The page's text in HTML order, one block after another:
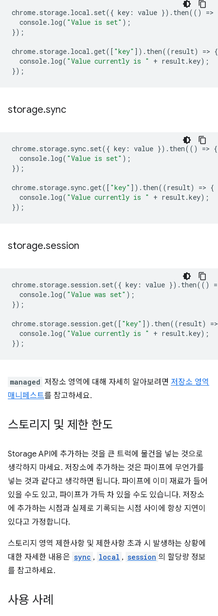
chrome. storage. local . set({ key : value }). then(() =>
console. log( "Value is set" );
});
chrome. storage. local .get([ "key" ]). then((result) => {
console. log( "Value currently is " + result.key);
});
storage.sync
chrome. storage. sync. set({ key : value }). then(() => {
console. log( "Value is set" );
});
chrome. storage. sync.get([ "key" ]). then((result) => {
console. log( "Value currently is " + result.key);
});
storage.session
chrome. storage. session . set({ key : value }). then(() =
console. log( "Value was set" );
});
chrome. storage. session .get([ "key" ]). then((result) =>
console. log( "Value currently is " + result.key);
});
managed 저장소 영역에 대해 자세히 알아보려면 저장소 영역
매니페스트를 참고하세요.
스토리지 및 제한 한도
Storage API에 추가하는 것을 큰 트럭에 물건을 넣는 것으로
생각하지 마세요. 저장소에 추가하는 것은 파이프에 무언가를
넣는 것과 같다고 생각하면 됩니다. 파이프에 이미 재료가 들어
있을 수도 있고, 파이프가 가득 차 있을 수도 있습니다. 저장소
에 추가하는 시점과 실제로 기록되는 시점 사이에 항상 지연이
있다고 가정합니다.
스토리지 영역 제한사항 및 제한사항 초과 시 발생하는 상황에
대한 자세한 내용은 sync , local , session 의 할당량 정보
를 참고하세요.
사용 사례